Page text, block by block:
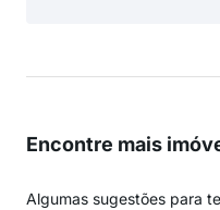
Encontre mais
Algumas sugestões para